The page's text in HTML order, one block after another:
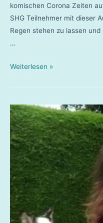
komischen Corona Zeiten
SHG Teilnehmer mit dieser
Regen stehen zu lassen
…
SHG
Weiterlesen »